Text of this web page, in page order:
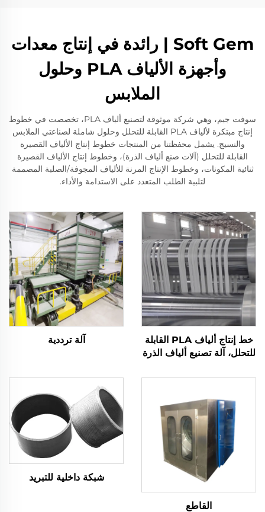
Soft Gem | رائدة في إنتاج معدات
وأجهزة الألياف PLA وحلول
الملابس
سوفت جيم، وهي شركة موثوقة لتصنيع ألياف PLA، تخصصت في خطوط
إنتاج مبتكرة لألياف PLA القابلة للتحلل وحلول شاملة لصناعتي الملابس
والنسيج. يشمل محفظتنا من المنتجات خطوط إنتاج الألياف القصيرة
القابلة للتحلل (آلات صنع ألياف الذرة)، وخطوط إنتاج الألياف القصيرة
ثنائية المكونات، وخطوط الإنتاج المرنة للألياف المجوفة/الصلبة المصممة
لتلبية الطلب المتعدد على الاستدامة والأداء.
خط إنتاج ألياف PLA القابلة
للتحلل، آلة تصنيع ألياف الذرة
آلة ترددية
القاطع
شبكة داخلية للتبريد